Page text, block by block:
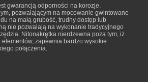
gwarancją odporności na korozje.
pozwalającym na mocowanie gwintowane
na małą grubość, trudny dostęp lub
nie pozwalają na wykonanie tradycyjnego
Nitonakrętka nierdzewna poza tym, iż
zapewnia bardzo wysokie
połączenia.